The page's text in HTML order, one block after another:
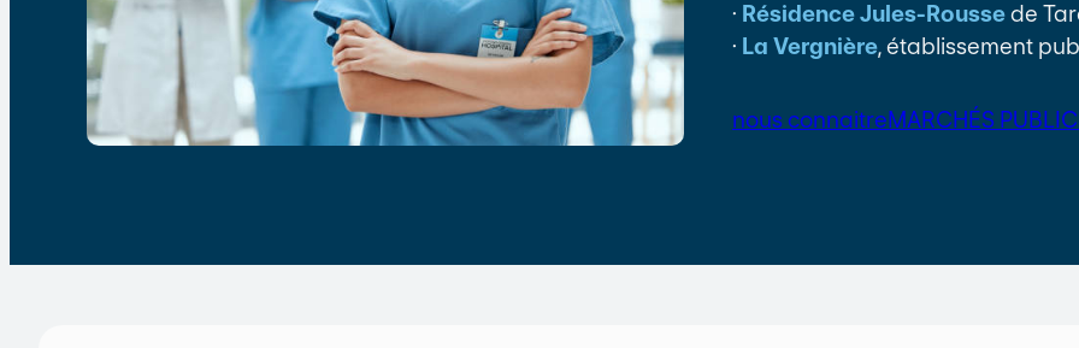
· Résidence Jules-Roussede
· La Vergnière, établissement
nous connaitreMARCHÉS